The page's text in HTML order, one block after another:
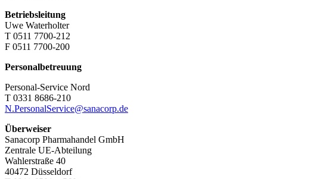
Betriebsleitung
Uwe Waterholter
T 0511 7700-212
F 0511 7700-200
Personalbetreuung
Personal-Service Nord
T 0331 8686-210
N.PersonalService@sanacorp.de
Überweiser
Sanacorp Pharmahandel GmbH
Zentrale UE-Abteilung
Wahlerstraße 40
40472 Düsseldorf